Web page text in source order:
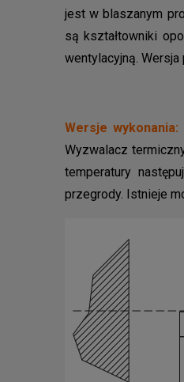
jest w blaszanym
są kształtowniki
wentylacyjną.
Wersje wykonania:
Wyzwalacz
temperatury
przegrody. Istnieje